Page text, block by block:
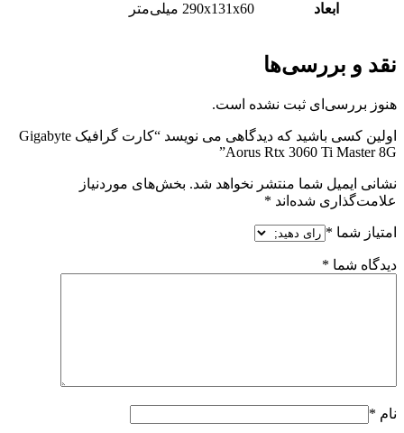
290x131x60 میلی‌متر
ثبت نشده است.
اولین کسی باشید که دیدگاهی می نویسد “کارت گرافیک Gigabyte
Aorus Rtx 3060 Ti
شما منتشر نخواهد شد.
بخش‌های موردنیاز
شده‌اند*
*
*